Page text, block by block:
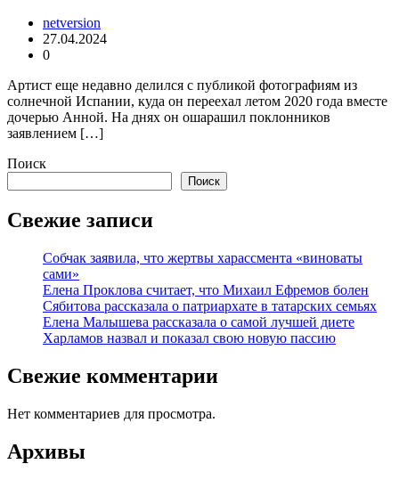
netversion
27.04.2024
0
Артист еще недавно делился с публикой фотографиям из
солнечной Испании, куда он переехал летом 2020 года вместе
дочерью Анной. На днях он ошарашил поклонников
заявлением […]
Поиск
Поиск
Свежие записи
Собчак заявила, что жертвы харассмента «виноваты
сами»
Елена Проклова считает, что Михаил Ефремов болен
Сябитова рассказала о патриархате в татарских семьях
Елена Малышева рассказала о самой лучшей диете
Харламов назвал и показал свою новую пассию
Свежие комментарии
Нет комментариев для просмотра.
Архивы